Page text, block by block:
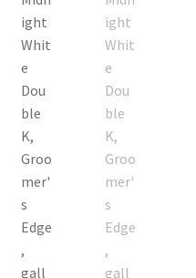
votre animal un arôme
plus : le shampoing pour
faire le travail en un rien de